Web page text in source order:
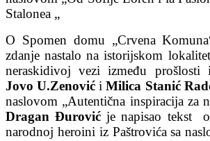
Stalonea „
O Spomen domu „Crvena
zdanje nastalo na istorijskom
neraskidivoj vezi između prošlosti
Jovo U.Zenović iMilica Stanić
naslovom „Autentična inspiracija za
Dragan Đurovićje napisao tekst
narodnoj heroini iz Paštrovića sa